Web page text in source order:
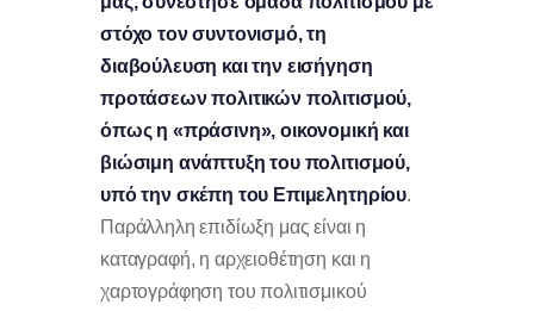
στόχο τον συντονισμό, τη
διαβούλευση και την εισήγηση
προτάσεων πολιτικών πολιτισμού,
όπως η «πράσινη», οικονομική και
βιώσιμη ανάπτυξη του πολιτισμού,
υπό την σκέπη του Επιμελητηρίου.
Παράλληλη επιδίωξη μας είναι η
καταγραφή, η αρχειοθέτηση και η
χαρτογράφηση του πολιτισμικού